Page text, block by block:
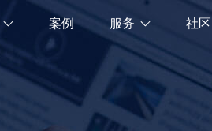
 案例 服务  社区